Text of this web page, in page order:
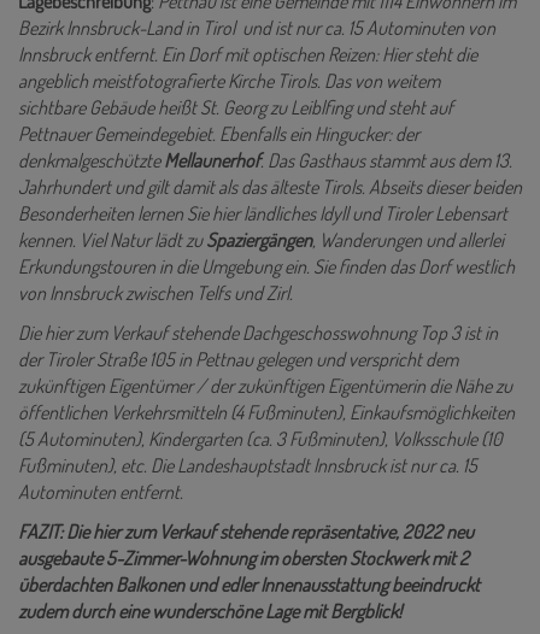
Bezirk Innsbruck-Land in Tirol und ist nur ca. 15 Autominuten von
Innsbruck entfernt. Ein Dorf mit optischen Reizen: Hier steht die
angeblich meistfotografierte Kirche Tirols. Das von weitem
sichtbare Gebäude heißt St. Georg zu Leiblfing und steht auf
Pettnauer Gemeindegebiet. Ebenfalls ein Hingucker: der
denkmalgeschützteMellaunerhof. Das Gasthaus stammt aus dem 13.
Jahrhundert und gilt damit als das älteste Tirols. Abseits dieser beiden
Besonderheiten lernen Sie hier ländliches Idyll und Tiroler Lebensart
kennen. Viel Natur lädt zuSpaziergängen, Wanderungen und allerlei
Erkundungstouren in die Umgebung ein. Sie finden das Dorf westlich
von Innsbruck zwischen Telfs und Zirl.
Die hier zum Verkauf stehende Dachgeschosswohnung Top 3 ist in
der Tiroler Straße 105 in Pettnau gelegen und verspricht dem
zukünftigen Eigentümer / der zukünftigen Eigentümerin die Nähe zu
öffentlichen Verkehrsmitteln (4 Fußminuten), Einkaufsmöglichkeiten
(5 Autominuten), Kindergarten (ca. 3 Fußminuten), Volksschule (10
Fußminuten), etc. Die Landeshauptstadt Innsbruck ist nur ca. 15
Autominuten entfernt.
FAZIT: Die hier zum Verkauf stehende repräsentative, 2022 neu
ausgebaute 5-Zimmer-Wohnung im obersten Stockwerk mit 2
überdachten Balkonen und edler Innenausstattung beeindruckt
zudem durch eine wunderschöne Lage mit Bergblick!